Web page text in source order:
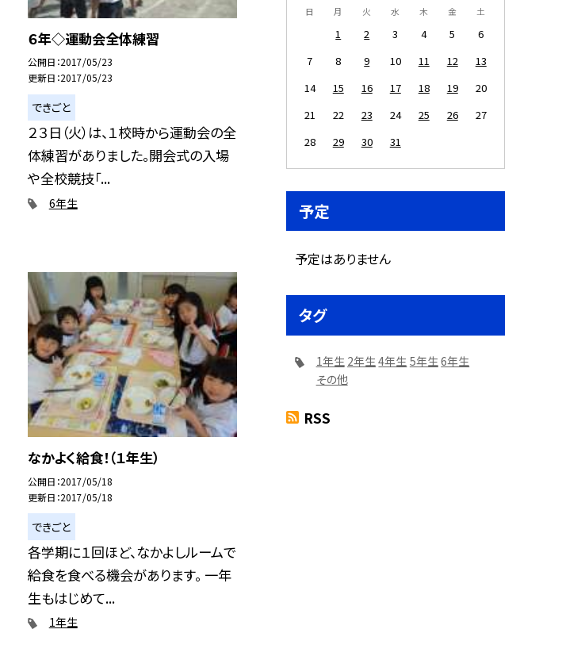
６年◇運動会全体練習
公開日 2017/05/23
更新日 2017/05/23
できごと
２３日（火）は、１校時から運動会の全
体練習がありました。開会式の入場
や全校競技「...
6年生
なかよく給食！（１年生）
公開日 2017/05/18
更新日 2017/05/18
できごと
各学期に１回ほど、なかよしルームで
給食を食べる機会があります。 一年
生もはじめて...
1年生
日 月 火 水 木 金 土
1 2 3 4 5
6
7
8 9 10 11 12
13
14
15 16 17 18 19
20
21
22 23 24 25 26
27
28
29 30 31
予定
予定はありません
タグ
1年生 2年生4年生 5年生6年生
その他
RSS